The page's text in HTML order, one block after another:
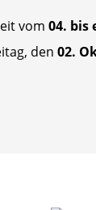
vom 04. bis
den 02.